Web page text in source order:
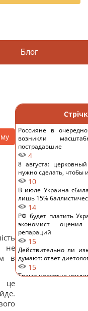
Блог
не
в
це
Россияне в
возникли
пострадавшие
4
8 августа:
нужно сделать, чтобы
10
В июле Украина
лишь 15%
14
РФ будет платить
экономист
репараций
15
Действительно ли
думают: ответ
15
Трамп неохотно